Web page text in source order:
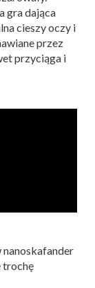
gra dająca
cieszy oczy i
przez
przyciąga i
nanoskafander
trochę